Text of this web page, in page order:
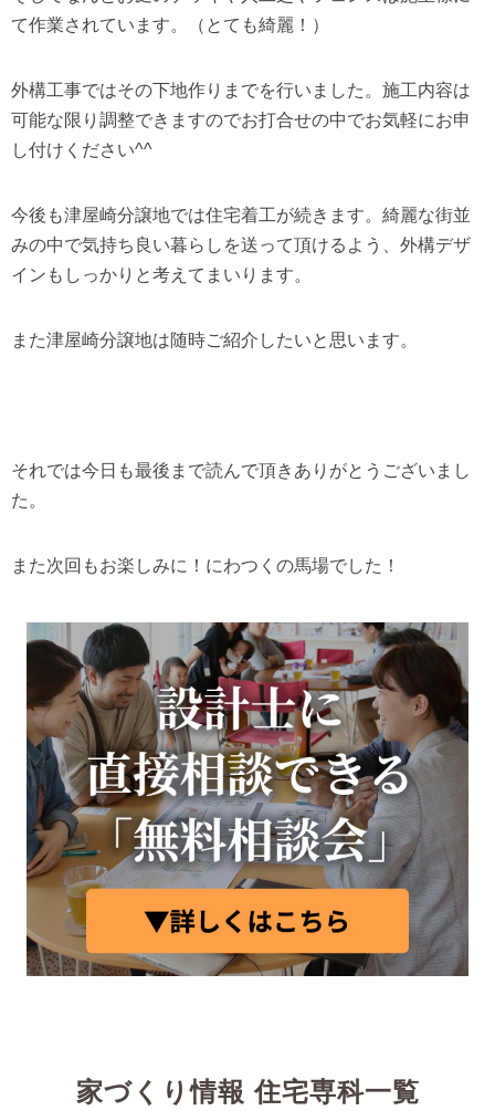
て作業されています。（とても綺麗！）
外構工事ではその下地作りまでを行いました。施工内容は
可能な限り調整できますのでお打合せの中でお気軽にお申
し付けください^^
今後も津屋崎分譲地では住宅着工が続きます。綺麗な街並
みの中で気持ち良い暮らしを送って頂けるよう、外構デザ
インもしっかりと考えてまいります。
また津屋崎分譲地は随時ご紹介したいと思います。
それでは今日も最後まで読んで頂きありがとうございまし
た。
また次回もお楽しみに！にわつくの馬場でした！
家づくり情報 住宅専科一覧